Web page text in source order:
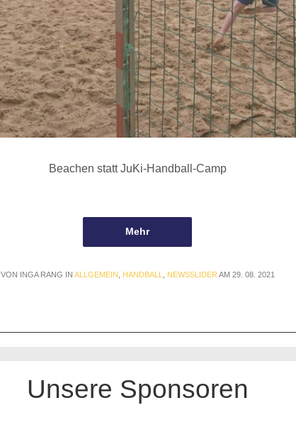
Beachen statt JuKi-Handball-Camp
Mehr
VON INGA RANG IN ALLGEMEIN HANDBALL NEWSSLIDER AM 29. 08. 2021
Unsere Sponsoren